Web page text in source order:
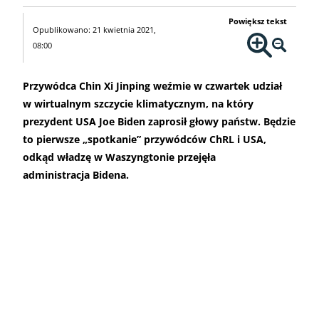
Opublikowano: 21 kwietnia 2021,
08:00
Powiększ tekst
Przywódca Chin Xi Jinping weźmie w czwartek udział
w wirtualnym szczycie klimatycznym, na który
prezydent USA Joe Biden zaprosił głowy państw. Będzie
to pierwsze „spotkanie” przywódców ChRL i USA,
odkąd władzę w Waszyngtonie przejęła
administracja Bidena.